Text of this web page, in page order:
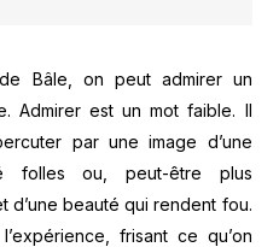
Bâle, on peut admirer un
Admirer est un mot faible. Il
par une image d’une
folles ou, peut-être plus
d’une beauté qui rendent fou.
frisant ce qu’on